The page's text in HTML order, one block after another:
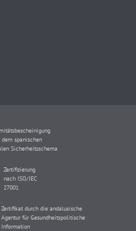
spanischen
Sicherheitsschema
Zertifizierung
nach ISO/IEC
27001
Zertifikat durch die andalusische
Agentur für Gesundheitspolitische
Information